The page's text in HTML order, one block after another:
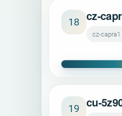
18 cz-
cz-
19 cu-